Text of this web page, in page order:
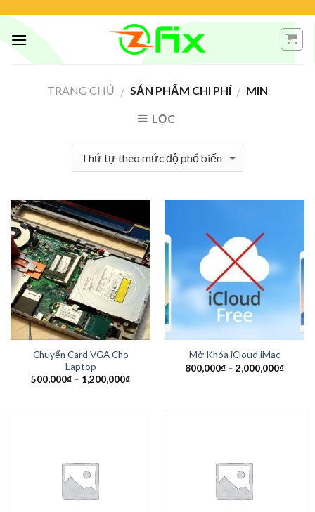
content
TRANG CHỦ / SẢN PHẨM CHI PHÍ / MIN
LỌC
Chuyển Card VGA Cho
Laptop
500,000₫ – 1,200,000₫
Mở Khóa iCloud iMac
800,000₫ – 2,000,000₫